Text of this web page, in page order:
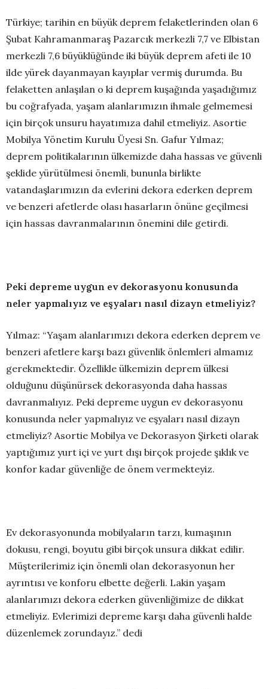
Türkiye; tarihin en büyük deprem felaketlerinden olan 6
Şubat Kahramanmaraş Pazarcık merkezli 7,7 ve Elbistan
merkezli 7,6 büyüklüğünde iki büyük deprem afeti ile 10
ilde yürek dayanmayan kayıplar vermiş durumda. Bu
felaketten anlaşılan o ki deprem kuşağında yaşadığımız
bu coğrafyada, yaşam alanlarımızın ihmale gelmemesi
için birçok unsuru hayatımıza dahil etmeliyiz. Asortie
Mobilya Yönetim Kurulu Üyesi Sn. Gafur Yılmaz;
deprem politikalarının ülkemizde daha hassas ve güvenli
şeklide yürütülmesi önemli, bununla birlikte
vatandaşlarımızın da evlerini dekora ederken deprem
ve benzeri afetlerde olası hasarların önüne geçilmesi
için hassas davranmalarının önemini dile getirdi.
Peki depreme uygun ev dekorasyonu konusunda
neler yapmalıyız ve eşyaları nasıl dizayn etmeliyiz?
Yılmaz: “Yaşam alanlarımızı dekora ederken deprem ve
benzeri afetlere karşı bazı güvenlik önlemleri almamız
gerekmektedir. Özellikle ülkemizin deprem ülkesi
olduğunu düşünürsek dekorasyonda daha hassas
davranmalıyız. Peki depreme uygun ev dekorasyonu
konusunda neler yapmalıyız ve eşyaları nasıl dizayn
etmeliyiz? Asortie Mobilya ve Dekorasyon Şirketi olarak
yaptığımız yurt içi ve yurt dışı birçok projede şıklık ve
konfor kadar güvenliğe de önem vermekteyiz.
Ev dekorasyonunda mobilyaların tarzı, kumaşının
dokusu, rengi, boyutu gibi birçok unsura dikkat edilir.
Müşterilerimiz için önemli olan dekorasyonun her
ayrıntısı ve konforu elbette değerli. Lakin yaşam
alanlarımızı dekora ederken güvenliğimize de dikkat
etmeliyiz. Evlerimizi depreme karşı daha güvenli halde
düzenlemek zorundayız.” dedi